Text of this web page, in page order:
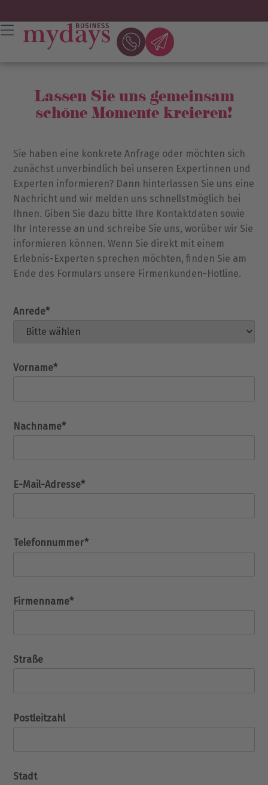
Lassen Sie uns gemeinsam
schöne Momente kreieren!
Sie haben eine konkrete Anfrage oder möchten sich
zunächst unverbindlich bei unseren Expertinnen und
Experten informieren? Dann hinterlassen Sie uns eine
Nachricht und wir melden uns schnellstmöglich bei
Ihnen. Giben Sie dazu bitte Ihre Kontaktdaten sowie
Ihr Interesse an und schreibe Sie uns, worüber wir Sie
informieren können. Wenn Sie direkt mit einem
Erlebnis-Experten sprechen möchten, finden Sie am
Ende des Formulars unsere Firmenkunden-Hotline.
Anrede*
Vorname*
Nachname*
E-Mail-Adresse*
Telefonnummer*
Firmenname*
Straße
Postleitzahl
Stadt